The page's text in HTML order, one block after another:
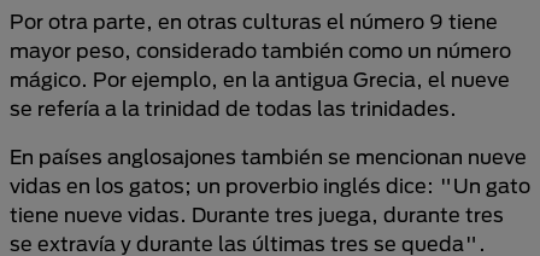
Por otra parte, en otras culturas el número 9 tiene
mayor peso, considerado también como un número
mágico. Por ejemplo, en la antigua Grecia, el nueve
se refería a la trinidad de todas las trinidades.
En países anglosajones también se mencionan nueve
vidas en los gatos; un proverbio inglés dice: "Un gato
tiene nueve vidas. Durante tres juega, durante tres
se extravía y durante las últimas tres se queda".